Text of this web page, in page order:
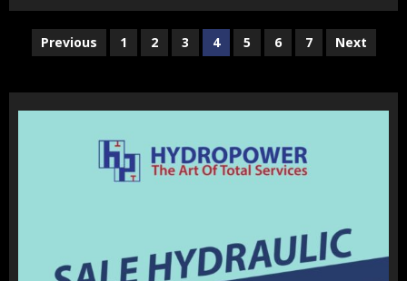
Posts
Previous 1 2 3 4 5 6 7 Next